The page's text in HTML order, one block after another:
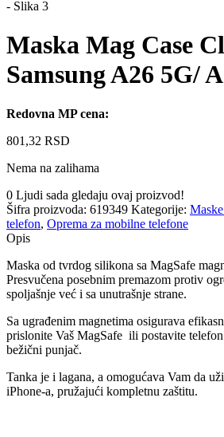
Maska Mag Case
Samsung A26 5G/
Redovna MP cena:
801,32 RSD
Nema na zalihama
0 Ljudi sada gledaju ovaj proizvod!
Šifra proizvoda: 619349 Kategorije:
telefon, Oprema za mobilne telefone
Opis
Maska od tvrdog silikona sa MagSafe
Presvučena posebnim premazom protiv
spoljašnje već i sa unutrašnje strane.
Sa ugrađenim magnetima osigurava
prislonite Vaš MagSafe ili postavite
bežični punjač.
Tanka je i lagana, a omogućava Vam da
iPhone-a, pružajući kompletnu zaštitu.